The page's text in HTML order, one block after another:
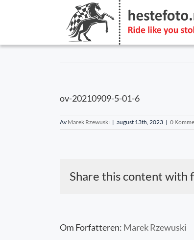
ov-20210909-5-01-6
Av Marek Rzewuski | august 13th, 2023 | 0
Share this content with
Om Forfatteren: Marek Rzewuski